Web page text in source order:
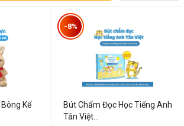
Kể
Bút Chấm Đọc Học Tiếng Anh
Tân Việt...
-8%